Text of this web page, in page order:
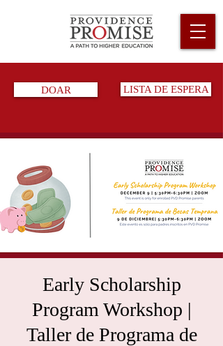
DOAR LISTA DE ESPERA
Early Scholarship
Program Workshop |
Taller de Programa de